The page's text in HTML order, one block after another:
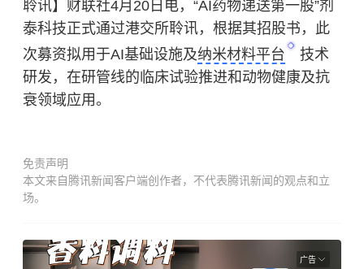
聆讯】财联社4月20日电，“AI药物递送第一股”剂
泰科技正式通过港交所聆讯，根据其招股书，此
次募资拟用于AI基础设施及纳米材料平台
技术
研发，在研管线的临床试验推进和动物健康及抗
衰领域应用。
免责声明
本文来自腾讯新闻客户端创作者，不代表腾讯新闻的观点和立
场。
广告